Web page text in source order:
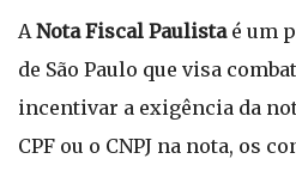
ANota Fiscal Paulistaé um
de São Paulo que visa
incentivar a exigência da
CPF ou o CNPJ na nota, os